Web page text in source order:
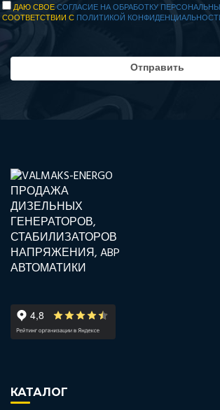
ДАЮ СВОЕСОГЛАСИЕ НА ОБРАБОТКУ
СООТВЕТСТВИИ С ПОЛИТИКОЙ
КАТАЛОГ